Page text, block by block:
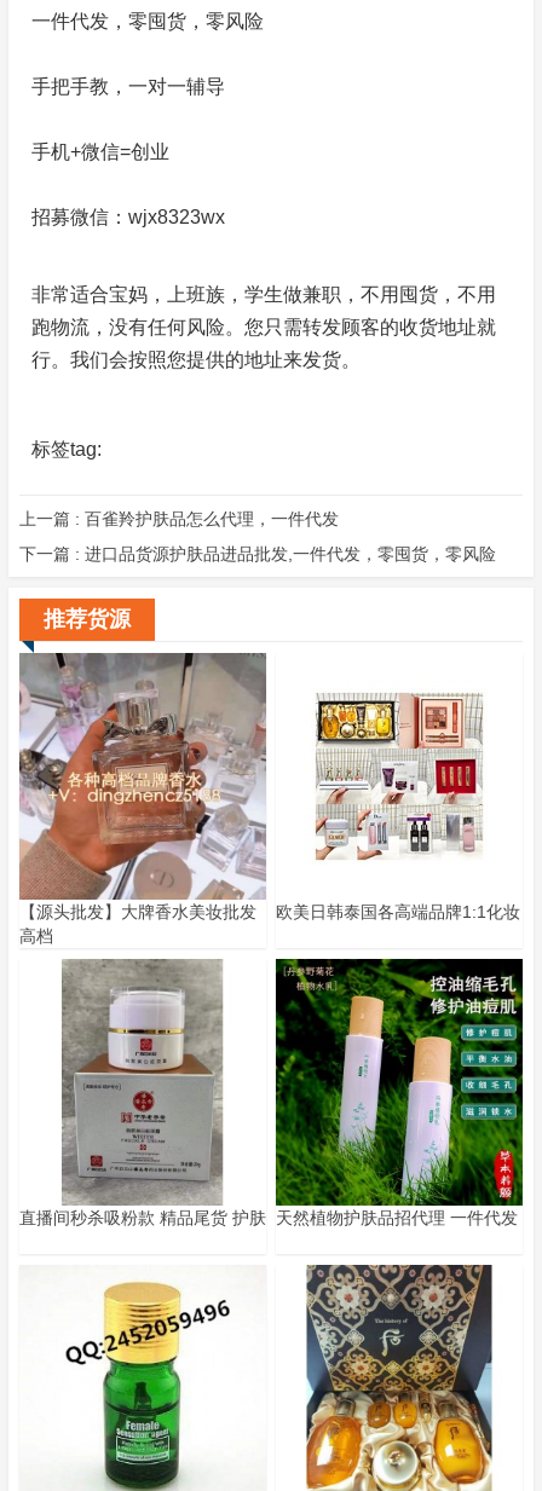
一件代发，零囤货，零风险
手把手教，一对一辅导
手机+微信=创业
招募微信：wjx8323wx
非常适合宝妈，上班族，学生做兼职，不用囤货，不用
跑物流，没有任何风险。您只需转发顾客的收货地址就
行。我们会按照您提供的地址来发货。
标签tag:
上一篇 : 百雀羚护肤品怎么代理，一件代发
下一篇 : 进口品货源护肤品进品批发,一件代发，零囤货，零风险
推荐货源
【源头批发】大牌香水美妆批发
高档
欧美日韩泰国各高端品牌1:1化妆
直播间秒杀吸粉款 精品尾货 护肤 天然植物护肤品招代理 一件代发